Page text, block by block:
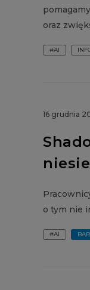
oraz
#AI
16 grudnia
o tym nie
#AI